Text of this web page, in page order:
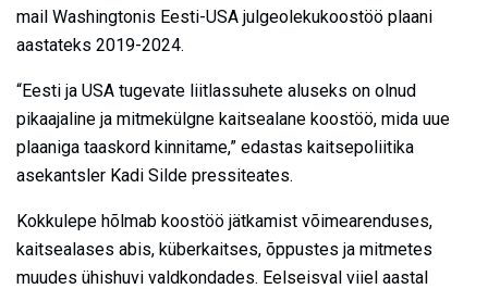
mail Washingtonis Eesti-USA julgeolekukoostöö plaani
aastateks 2019-2024.
“Eesti ja USA tugevate liitlassuhete aluseks on olnud
pikaajaline ja mitmekülgne kaitsealane koostöö, mida uue
plaaniga taaskord kinnitame,” edastas kaitsepoliitika
asekantsler Kadi Silde pressiteates.
Kokkulepe hõlmab koostöö jätkamist võimearenduses,
kaitsealases abis, küberkaitses, õppustes ja mitmetes
muudes ühishuvi valdkondades. Eelseisval viiel aastal